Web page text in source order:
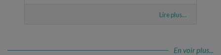
Lire plus...
En voir plus...